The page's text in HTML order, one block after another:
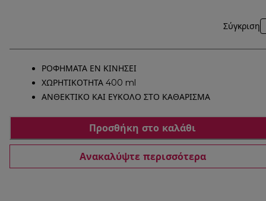
Σύγκριση
ΡΟΦΗΜΑΤΑ ΕΝ ΚΙΝΗΣΕΙ
ΧΩΡΗΤΙΚΟΤΗΤΑ 400 ml
ΑΝΘΕΚΤΙΚΟ ΚΑΙ ΕΥΚΟΛΟ ΣΤΟ ΚΑΘΑΡΙΣΜΑ
Προσθήκη στο καλάθι
Ανακαλύψτε περισσότερα